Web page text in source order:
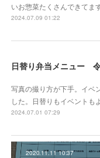
いお惣菜たくさんできてま
2024.07.09 01:22
日替り弁当メニュー
写真の撮り方が下手。イベ
した。日替りもイベントも
2024.07.01 07:29
2020.11.11 10:37